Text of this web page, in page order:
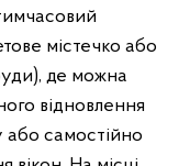
містечко або
де можна
відновлення
або самостійно